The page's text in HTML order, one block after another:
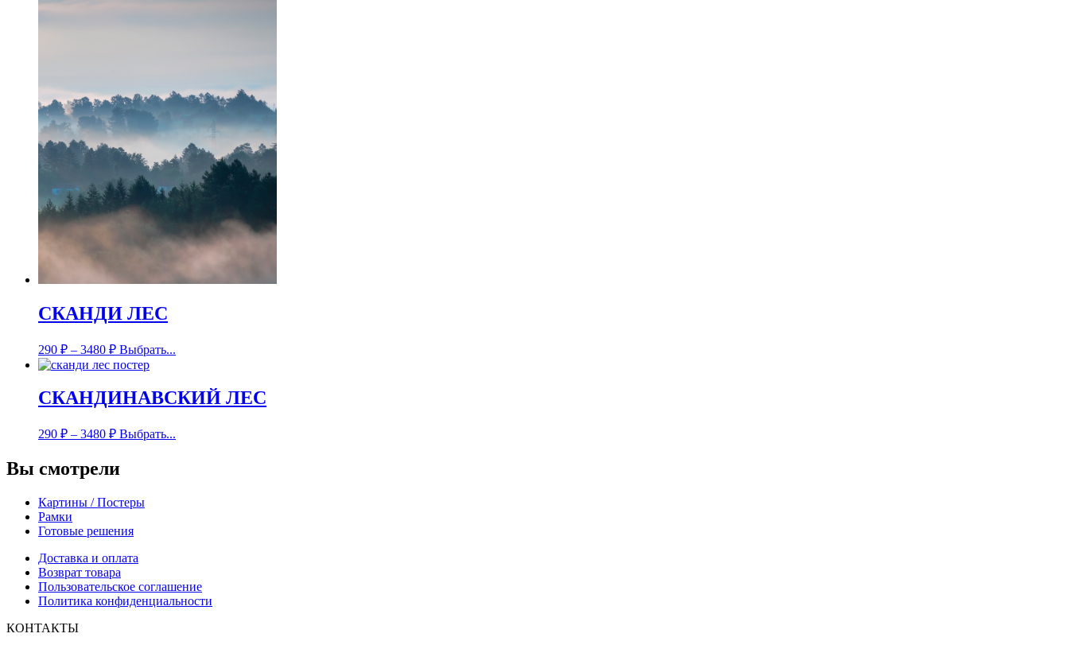
СКАНДИ ЛЕС
290 ₽ – 3480 ₽ Выбрать...
СКАНДИНАВСКИЙ ЛЕС
290 ₽ – 3480 ₽ Выбрать...
Вы смотрели
Картины / Постеры
Рамки
Готовые решения
Доставка и оплата
Возврат товара
Пользовательское соглашение
Политика конфиденциальности
КОНТАКТЫ